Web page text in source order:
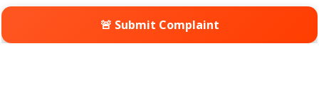
🚨 Submit Complaint